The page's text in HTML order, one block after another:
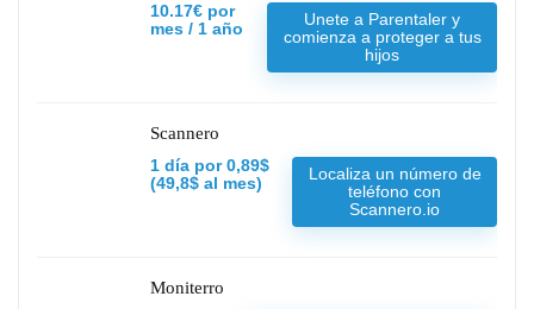
10.17€ por
mes / 1 año
Unete a Parentaler y
comienza a proteger a tus
hijos
Scannero
1 día por 0,89$
(49,8$ al mes)
Localiza un número de
teléfono con
Scannero.io
Moniterro